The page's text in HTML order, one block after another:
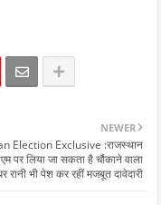
NEWER
Election Exclusive :राजस्थान
पर लिया जा सकता है चौंकाने वाला
रानी भी पेश कर रहीं मजबूत दावेदारी